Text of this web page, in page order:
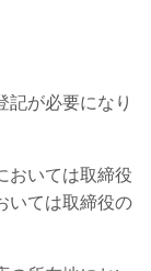
記が必要になり
おいては取締役
いては取締役の